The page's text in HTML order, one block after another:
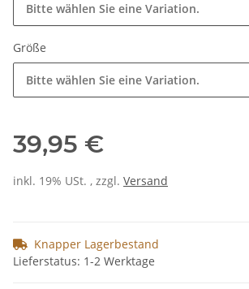
Bitte wählen Sie eine Variation.
Größe
Bitte wählen Sie eine Variation.
39,95 €
inkl. 19% USt. , zzgl. Versand
Knapper Lagerbestand
Lieferstatus: 1-2 Werktage